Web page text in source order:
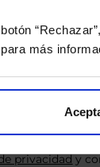
para más
privacidady